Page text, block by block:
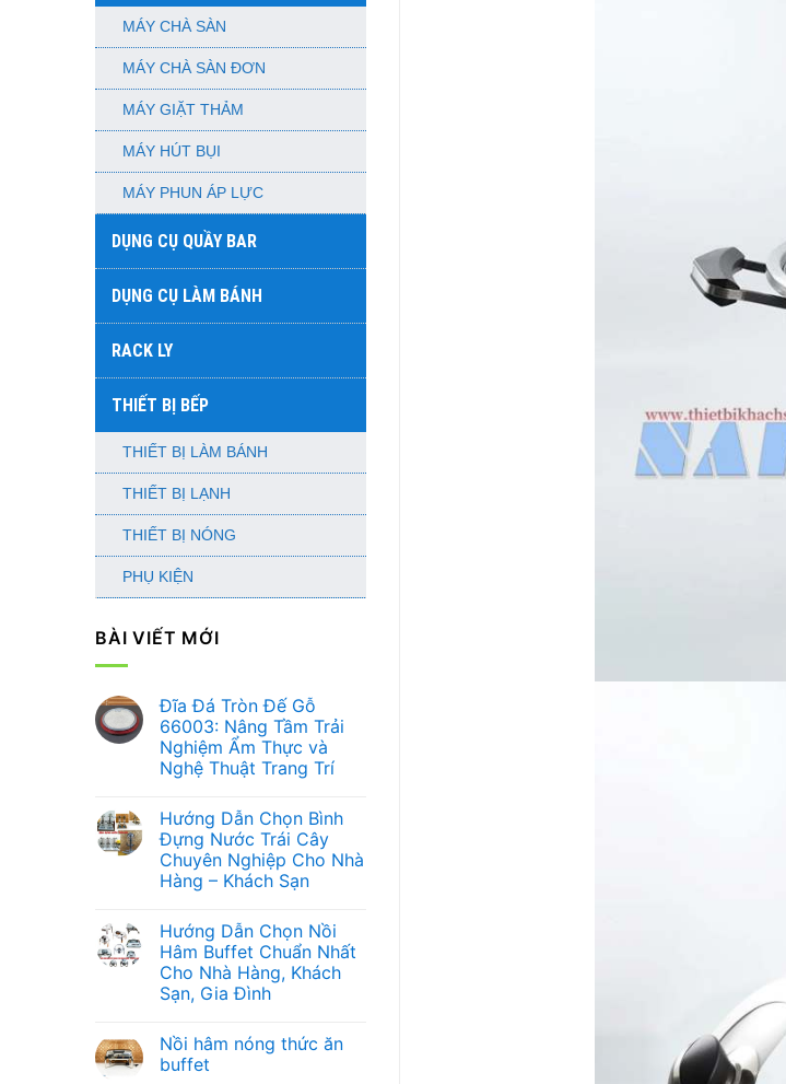
MÁY CHÀ SÀN
MÁY CHÀ SÀN ĐƠN
MÁY GIẶT THẢM
MÁY HÚT BỤI
MÁY PHUN ÁP LỰC
DỤNG CỤ QUẦY BAR
DỤNG CỤ LÀM BÁNH
RACK LY
THIẾT BỊ BẾP
THIẾT BỊ LÀM BÁNH
THIẾT BỊ LẠNH
THIẾT BỊ NÓNG
PHỤ KIỆN
BÀI VIẾT MỚI
Đĩa Đá Tròn Đế Gỗ
66003: Nâng Tầm Trải
Nghiệm Ẩm Thực và
Nghệ Thuật Trang Trí
bình
luận
ở
Đĩa
Đá
Tròn
66003:
Nâng
Tầm
Trải
Nghiệm
Ẩm
Nghệ
Thuật
Trang
Hướng Dẫn Chọn Bình
Đựng Nước Trái Cây
Chuyên Nghiệp Cho Nhà
Hàng – Khách Sạn
bình
luận
ở
Hướng
Dẫn
Chọn
Nước
Trái
Cây
Hướng Dẫn Chọn Nồi
Hâm Buffet Chuẩn Nhất
Cho Nhà Hàng, Khách
Sạn, Gia Đình
bình
luận
ở
Nồi hâm nóng thức ăn
buffet